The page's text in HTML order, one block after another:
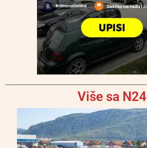
Više sa N24